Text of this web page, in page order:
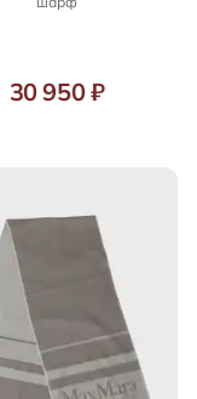
30 950 ₽